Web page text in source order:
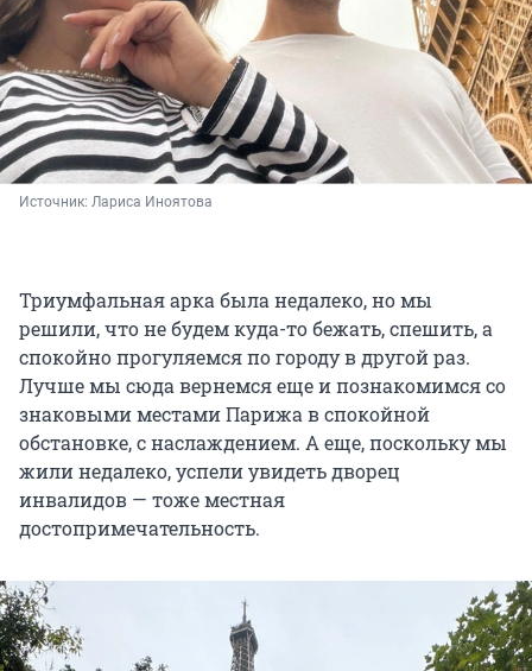
Источник: Лариса Иноятова
Триумфальная арка была недалеко, но мы
решили, что не будем куда-то бежать, спешить, а
спокойно прогуляемся по городу в другой раз.
Лучше мы сюда вернемся еще и познакомимся со
знаковыми местами Парижа в спокойной
обстановке, с наслаждением. А еще, поскольку мы
жили недалеко, успели увидеть дворец
инвалидов — тоже местная
достопримечательность.